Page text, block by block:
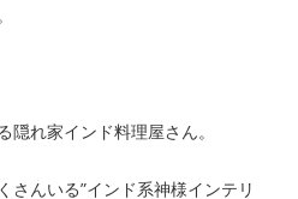
れ家インド料理屋さん。
さんいる”インド系神様インテリ